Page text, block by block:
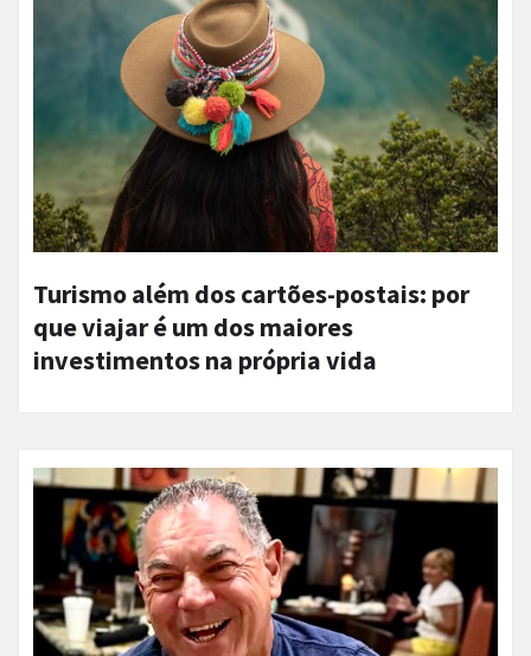
Turismo além dos cartões-postais: por
que viajar é um dos maiores
investimentos na própria vida